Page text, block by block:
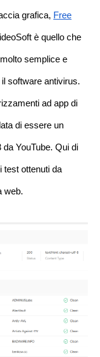
grafica, Free
è quello che
semplice e
software antivirus.
ad app di
di essere un
YouTube. Qui di
test ottenuti da
web.